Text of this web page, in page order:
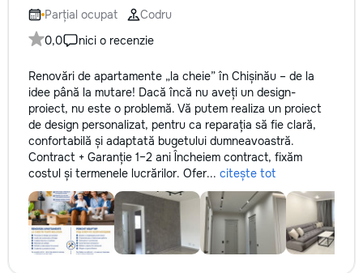
Parțial ocupat
Codru
0,0
nici o recenzie
Renovări de apartamente „la cheie” în Chișinău – de la
idee până la mutare! Dacă încă nu aveți un design-
proiect, nu este o problemă. Vă putem realiza un proiect
de design personalizat, pentru ca reparația să fie clară,
confortabilă și adaptată bugetului dumneavoastră.
Contract + Garanție 1–2 ani Încheiem contract, fixăm
costul și termenele lucrărilor. Ofer... citește tot